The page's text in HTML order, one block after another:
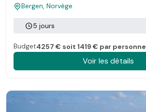
Bergen, Norvège
5 jours
Budget4257 € soit 1419 € par personne
Voir les détails